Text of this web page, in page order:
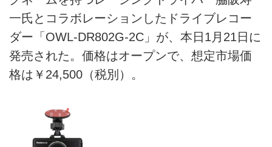
一氏とコラボレーションしたドライブレコー
ダー「OWL-DR802G-2C」が、本日1月21日に
発売された。価格はオープンで、想定市場価
格は￥24,500（税別）。